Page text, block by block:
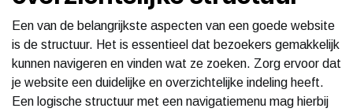
Een van de belangrijkste aspecten van een goede website
is de structuur. Het is essentieel dat bezoekers gemakkelijk
kunnen navigeren en vinden wat ze zoeken. Zorg ervoor dat
je website een duidelijke en overzichtelijke indeling heeft.
Een logische structuur met een navigatiemenu mag hierbij